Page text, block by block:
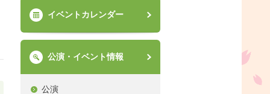
イベントカレンダー
公演・イベント情報
公演